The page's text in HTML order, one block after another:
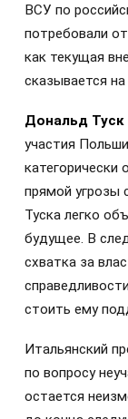
ВСУ по
потребовали
как текущая
сказывается
Дональд Туск
участия
категорически
прямой угрозы
Туска легко
будущее. В
схватка за
стоить ему
Итальянский
по вопросу
остается